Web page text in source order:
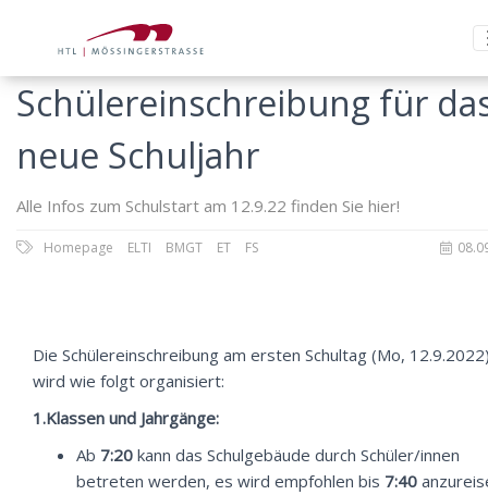
Schülereinschreibung für
neue Schuljahr
Alle Infos zum Schulstart am 12.9.22 finden Sie hier!
Homepage ELTI BMGT ET FS
Die Schülereinschreibung am ersten Schultag (Mo,
wird wie folgt organisiert:
1.Klassen und Jahrgänge:
Ab 7:20 kann das Schulgebäude durch Schüler/innen
betreten werden, es wird empfohlen bis 7:40